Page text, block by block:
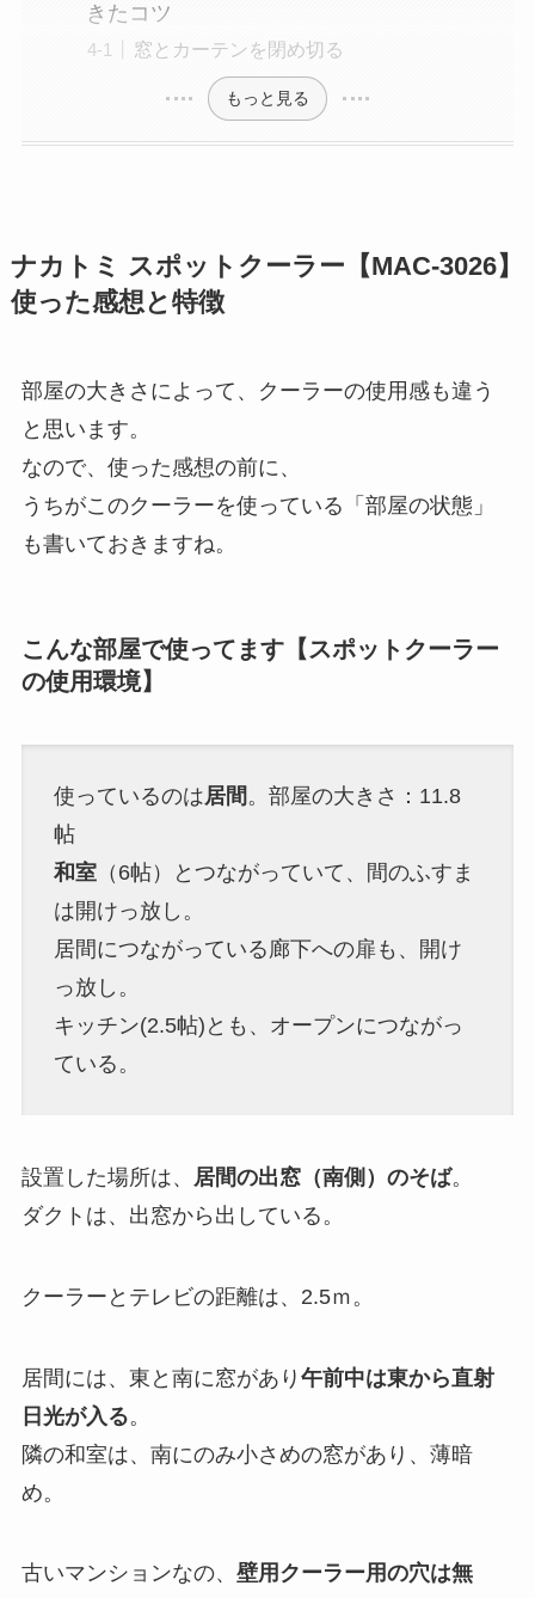
きたコツ
窓とカーテンを閉め切る
もっと見る
ナカトミ スポットクーラー 【MAC-3026】
使った感想と特徴
部屋の大きさによって、クーラーの使用感も違う
と思います。
なので、使った感想の前に、
うちがこのクーラーを使っている「部屋の状態」
も書いておきますね。
こんな部屋で使ってます【スポットクーラー
の使用環境】
使っているのは居間。部屋の大きさ：11.8
帖
和室（6帖）とつながっていて、間のふすま
は開けっ放し。
居間につながっている廊下への扉も、開け
っ放し。
キッチン(2.5帖)とも、オープンにつながっ
ている。
設置した場所は、 居間の出窓（南側）のそば。
ダクトは、出窓から出している。
クーラーとテレビの距離は、2.5ｍ。
居間には、東と南に窓があり 午前中は東から直射
日光が入る。
隣の和室は、南にのみ小さめの窓があり、薄暗
め。
古いマンションなの、 壁用クーラー用の穴は無